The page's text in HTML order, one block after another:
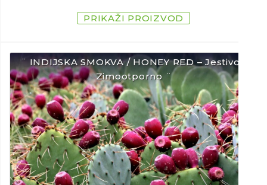
PRIKAŽI PROIZVOD
¨ INDIJSKA SMOKVA / HONEY RED – Jestivo /
Zimootporno ¨